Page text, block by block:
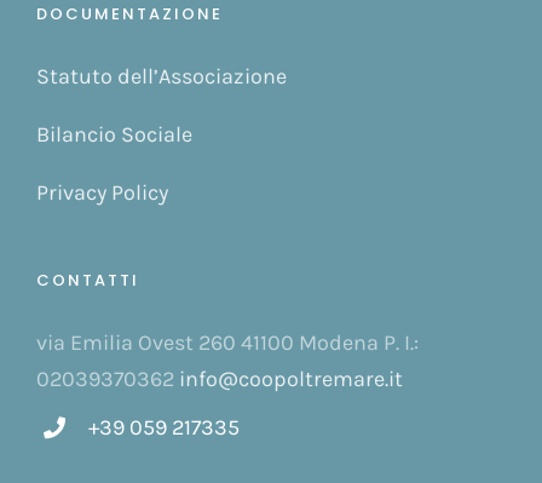
DOCUMENTAZIONE
Statuto dell’Associazione
Bilancio Sociale
Privacy Policy
CONTATTI
via Emilia Ovest 260 41100 Modena P. I.:
02039370362 info@coopoltremare.it
+39 059 217335